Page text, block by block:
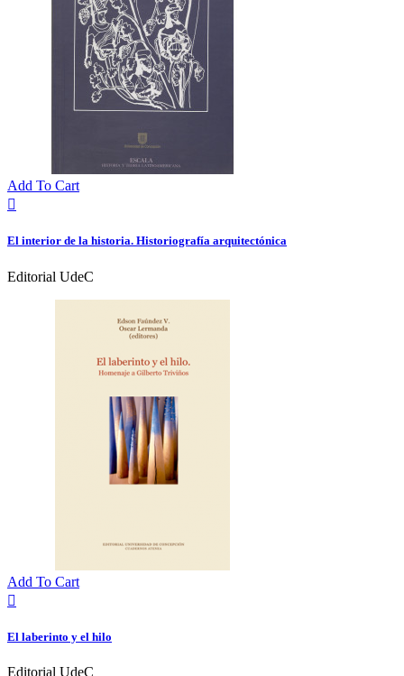
Add To Cart

El interior de la historia. Historiografía arquitectónica
Editorial UdeC
Add To Cart

El laberinto y el hilo
Editorial UdeC